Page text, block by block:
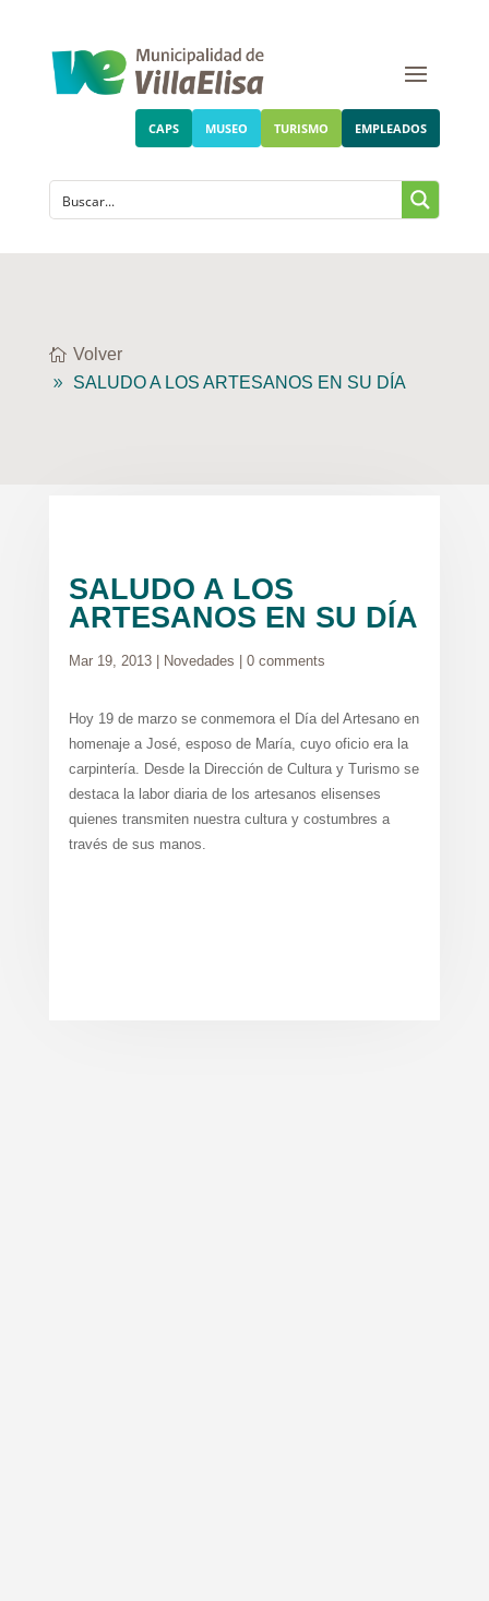
CAPS MUSEO TURISMO EMPLEADOS
Volver
SALUDO A LOS ARTESANOS EN SU DÍA
SALUDO A LOS
ARTESANOS EN SU DÍA
Mar 19, 2013| Novedades 0 comments
Hoy 19 de marzo se conmemora el Día del Artesano en
homenaje a José, esposo de María, cuyo oficio era la
carpintería. Desde la Dirección de Cultura y Turismo se
destaca la labor diaria de los artesanos elisenses
quienes transmiten nuestra cultura y costumbres a
través de sus manos.